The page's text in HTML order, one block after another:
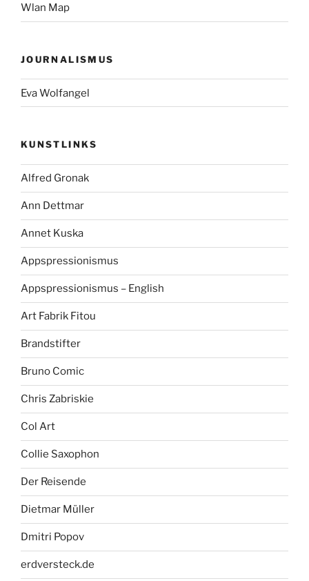
Wlan Map
JOURNALISMUS
Eva Wolfangel
KUNSTLINKS
Alfred Gronak
Ann Dettmar
Annet Kuska
Appspressionismus
Appspressionismus – English
Art Fabrik Fitou
Brandstifter
Bruno Comic
Chris Zabriskie
Col Art
Collie Saxophon
Der Reisende
Dietmar Müller
Dmitri Popov
erdversteck.de